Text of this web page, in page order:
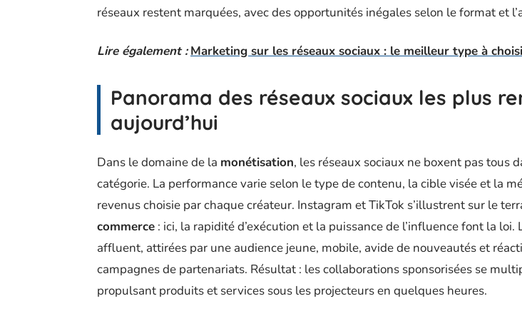
réseaux restent marquées, avec des opportunités inégales selon le format et
Lire également : Marketing sur les réseaux sociaux : le meilleur type à
Panorama des réseaux sociaux les plus
aujourd’hui
Dans le domaine de la monétisation, les réseaux sociaux ne boxent pas tous
catégorie. La performance varie selon le type de contenu, la cible visée et la
revenus choisie par chaque créateur. Instagram et TikTok s’illustrent sur le
commerce : ici, la rapidité d’exécution et la puissance de l’influence font la loi.
affluent, attirées par une audience jeune, mobile, avide de nouveautés et
campagnes de partenariats. Résultat : les collaborations sponsorisées se
propulsant produits et services sous les projecteurs en quelques heures.